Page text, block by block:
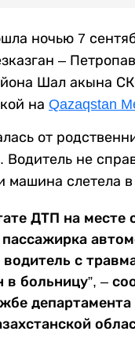
ночью 7
–
Шал акына
на Qazaqstan
от
Водитель не
машина слетела
ДТП на месте
пассажирка
водитель с
в больницу”, –